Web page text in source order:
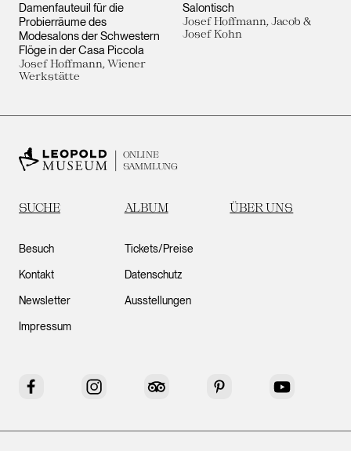
Damenfauteuil für die
Probierräume des
Modesalons der Schwestern
Flöge in der Casa Piccola
Josef Hoffmann, Wiener
Werkstätte
Salontisch
Josef Hoffmann, Jacob &
Josef Kohn
ONLINE
SAMMLUNG
SUCHE ALBUM ÜBER UNS
Besuch
Kontakt
Newsletter
Impressum
Tickets/Preise
Datenschutz
Ausstellungen
Facebook Instagram Tripadvisor Pinterest YouTube